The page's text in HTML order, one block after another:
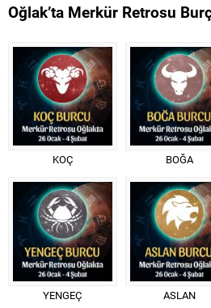
Oğlak’ta Merkür Retrosu
KOÇ BOĞA
YENGEÇ ASLAN